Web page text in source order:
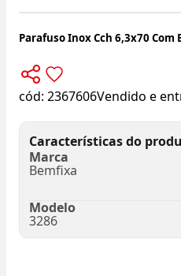
Parafuso Inox Cch 6,3x70
cód: 2367606Vendido e
Características do
Marca
Bemfixa
Modelo
3286